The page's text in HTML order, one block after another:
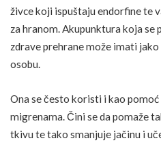
živce koji ispuštaju endorfine te
za hranom. Akupunktura koja
zdrave prehrane može imati
osobu.
Ona se često koristi i kao pomoć
migrenama. Čini se da pomaže
tkivu te tako smanjuje jačinu i